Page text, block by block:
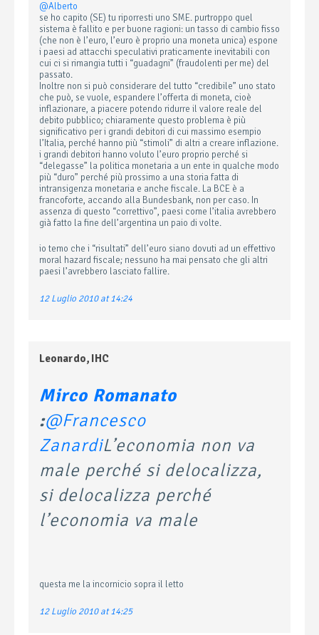
@Alberto
se ho capito (SE) tu riporresti uno SME. purtroppo quel
sistema è fallito e per buone ragioni: un tasso di cambio fisso
(che non è l’euro, l’euro è proprio una moneta unica) espone
i paesi ad attacchi speculativi praticamente inevitabili con
cui ci si rimangia tutti i “guadagni” (fraudolenti per me) del
passato.
Inoltre non si può considerare del tutto “credibile” uno stato
che può, se vuole, espandere l’offerta di moneta, cioè
inflazionare, a piacere potendo ridurre il valore reale del
debito pubblico; chiaramente questo problema è più
significativo per i grandi debitori di cui massimo esempio
l’Italia, perché hanno più “stimoli” di altri a creare inflazione.
i grandi debitori hanno voluto l’euro proprio perché si
“delegasse” la politica monetaria a un ente in qualche modo
più “duro” perché più prossimo a una storia fatta di
intransigenza monetaria e anche fiscale. La BCE è a
francoforte, accando alla Bundesbank, non per caso. In
assenza di questo “correttivo”, paesi come l’italia avrebbero
già fatto la fine dell’argentina un paio di volte.
io temo che i “risultati” dell’euro siano dovuti ad un effettivo
moral hazard fiscale; nessuno ha mai pensato che gli altri
paesi l’avrebbero lasciato fallire.
12 Luglio 2010 at 14:24
Leonardo, IHC
Mirco Romanato
:@Francesco
ZanardiL’economia non va
male perché si delocalizza,
si delocalizza perché
l’economia va male
questa me la incornicio sopra il letto
12 Luglio 2010 at 14:25